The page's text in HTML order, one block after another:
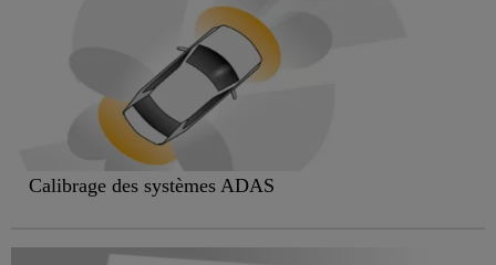
Calibrage des systèmes ADAS